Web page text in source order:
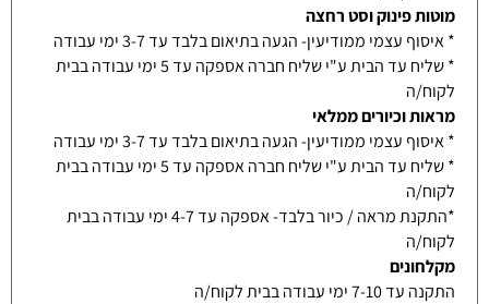
מוטות פינוק וסט רחצה
* איסוף עצמי ממודיעין- הגעה בתיאום בלבד עד 3-7 ימי עבודה
* שליח עד הבית ע"י שליח חברה אספקה עד 5 ימי עבודה בבית
לקוח/ה
מראות וכיורים ממלאי
* איסוף עצמי ממודיעין- הגעה בתיאום בלבד עד 3-7 ימי עבודה
* שליח עד הבית ע"י שליח חברה אספקה עד 5 ימי עבודה בבית
לקוח/ה
*התקנת מראה / כיור בלבד- אספקה עד 4-7 ימי עבודה בבית
לקוח/ה
מקלחונים
התקנה עד 7-10 ימי עבודה בבית לקוח/ה